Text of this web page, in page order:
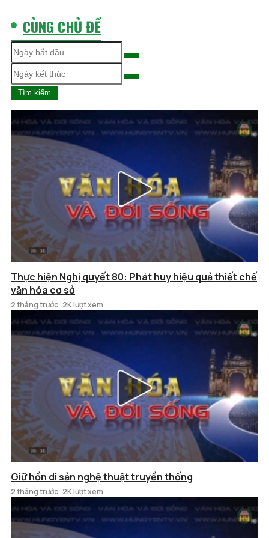
CÙNG CHỦ ĐỀ
Tìm kiếm
Thực hiện Nghị quyết 80: Phát huy hiệu quả thiết chế
văn hóa cơ sở
2 tháng trước 2K lượt xem
Giữ hồn di sản nghệ thuật truyền thống
2 tháng trước 2K lượt xem